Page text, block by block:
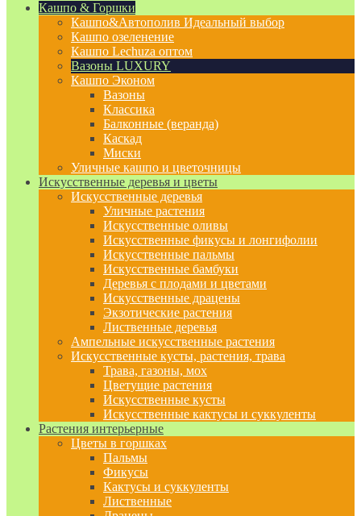
Кашпо & Горшки
Кашпо&Автополив Идеальный выбор
Кашпо озеленение
Кашпо Lechuza оптом
Вазоны LUXURY
Кашпо Эконом
Вазоны
Классика
Балконные (веранда)
Каскад
Миски
Уличные кашпо и цветочницы
Искусственные деревья и цветы
Искусственные деревья
Уличные растения
Искусственные оливы
Искусственные фикусы и лонгифолии
Искусственные пальмы
Искусственные бамбуки
Деревья с плодами и цветами
Искусственные драцены
Экзотические растения
Лиственные деревья
Ампельные искусственные растения
Искусственные кусты, растения, трава
Трава, газоны, мох
Цветущие растения
Искусственные кусты
Искусственные кактусы и суккуленты
Растения интерьерные
Цветы в горшках
Пальмы
Фикусы
Кактусы и суккуленты
Лиственные